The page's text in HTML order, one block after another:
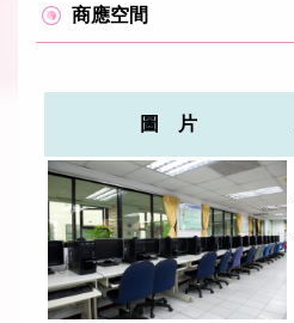
商應空間
圖 片